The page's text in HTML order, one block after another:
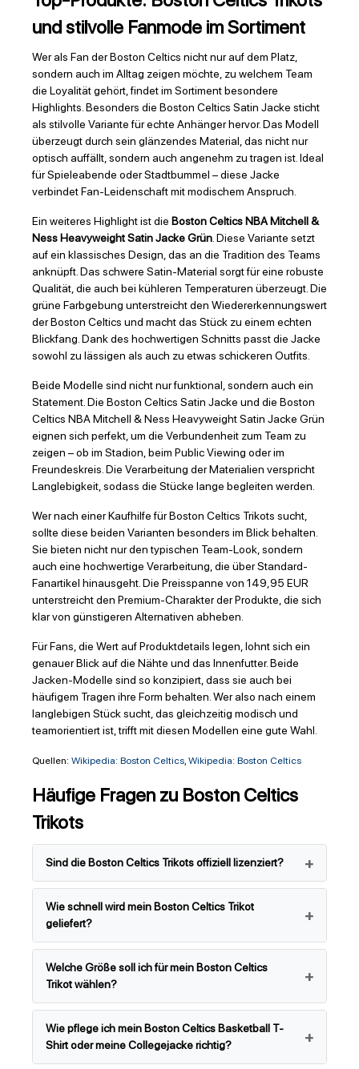
und stilvolle Fanmode im Sortiment
Wer als Fan der Boston Celtics nicht nur auf dem Platz,
sondern auch im Alltag zeigen möchte, zu welchem Team
die Loyalität gehört, findet im Sortiment besondere
Highlights. Besonders die Boston Celtics Satin Jacke sticht
als stilvolle Variante für echte Anhänger hervor. Das Modell
überzeugt durch sein glänzendes Material, das nicht nur
optisch auffällt, sondern auch angenehm zu tragen ist. Ideal
für Spieleabende oder Stadtbummel – diese Jacke
verbindet Fan-Leidenschaft mit modischem Anspruch.
Ein weiteres Highlight ist die Boston Celtics NBA Mitchell &
Ness Heavyweight Satin Jacke Grün. Diese Variante setzt
auf ein klassisches Design, das an die Tradition des Teams
anknüpft. Das schwere Satin-Material sorgt für eine robuste
Qualität, die auch bei kühleren Temperaturen überzeugt. Die
grüne Farbgebung unterstreicht den Wiedererkennungswert
der Boston Celtics und macht das Stück zu einem echten
Blickfang. Dank des hochwertigen Schnitts passt die Jacke
sowohl zu lässigen als auch zu etwas schickeren Outfits.
Beide Modelle sind nicht nur funktional, sondern auch ein
Statement. Die Boston Celtics Satin Jacke und die Boston
Celtics NBA Mitchell & Ness Heavyweight Satin Jacke Grün
eignen sich perfekt, um die Verbundenheit zum Team zu
zeigen – ob im Stadion, beim Public Viewing oder im
Freundeskreis. Die Verarbeitung der Materialien verspricht
Langlebigkeit, sodass die Stücke lange begleiten werden.
Wer nach einer Kaufhilfe für Boston Celtics Trikots sucht,
sollte diese beiden Varianten besonders im Blick behalten.
Sie bieten nicht nur den typischen Team-Look, sondern
auch eine hochwertige Verarbeitung, die über Standard-
Fanartikel hinausgeht. Die Preisspanne von 149,95 EUR
unterstreicht den Premium-Charakter der Produkte, die sich
klar von günstigeren Alternativen abheben.
Für Fans, die Wert auf Produktdetails legen, lohnt sich ein
genauer Blick auf die Nähte und das Innenfutter. Beide
Jacken-Modelle sind so konzipiert, dass sie auch bei
häufigem Tragen ihre Form behalten. Wer also nach einem
langlebigen Stück sucht, das gleichzeitig modisch und
teamorientiert ist, trifft mit diesen Modellen eine gute Wahl.
Quellen: Wikipedia: Boston Celtics, Wikipedia: Boston Celtics
Häufige Fragen zu Boston Celtics
Trikots
Sind die Boston Celtics Trikots offiziell lizenziert?
Wie schnell wird mein Boston Celtics Trikot
geliefert?
Welche Größe soll ich für mein Boston Celtics
Trikot wählen?
Wie pflege ich mein Boston Celtics Basketball T-
Shirt oder meine Collegejacke richtig?